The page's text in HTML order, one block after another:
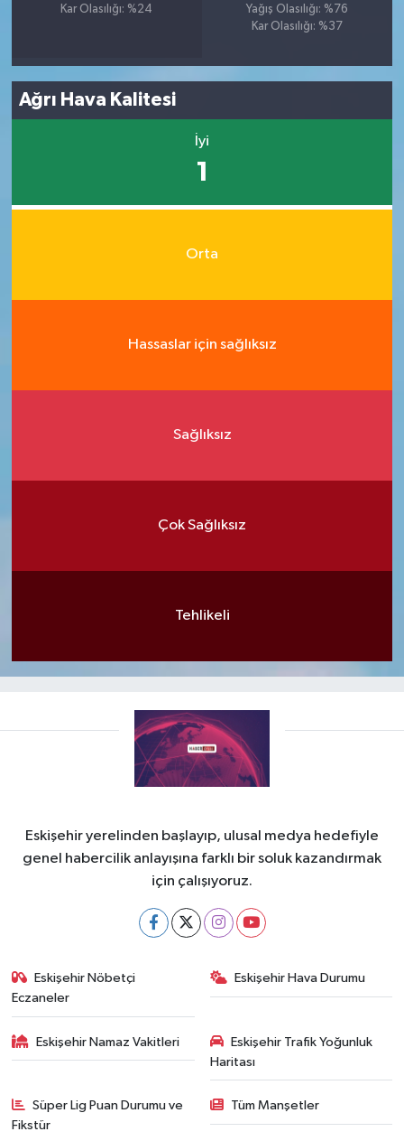
Kar Olasılığı: %24
Yağış Olasılığı: %76
Kar Olasılığı: %37
Ağrı Hava Kalitesi
İyi
1
Orta
Hassaslar için sağlıksız
Sağlıksız
Çok Sağlıksız
Tehlikeli
Eskişehir yerelinden başlayıp, ulusal medya hedefiyle
genel habercilik anlayışına farklı bir soluk kazandırmak
için çalışıyoruz.
Eskişehir Nöbetçi
Eczaneler
Eskişehir Hava Durumu
Eskişehir Namaz Vakitleri
Eskişehir Trafik Yoğunluk
Haritası
Süper Lig Puan Durumu ve
Fikstür
Tüm Manşetler